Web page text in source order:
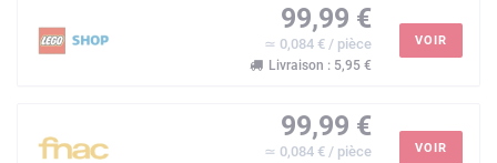
99,99 €
≃ 0,084 € / pièce
Livraison : 5,95 €
VOIR
99,99 €
≃ 0,084 € / pièce VOIR